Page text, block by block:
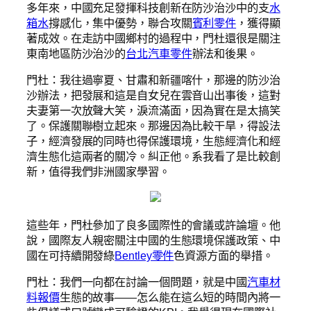
多年來，中國充足發揮科技創新在防沙治沙中的支水
箱水撐感化，集中優勢，聯合攻關賓利零件 ，獲得顯
著成效。在走訪中國鄉村的過程中，門杜還很是關注
東南地區防沙治沙的台北汽車零件辦法和後果。
門杜：我往過寧夏、甘肅和新疆喀什，那邊的防沙治
沙辦法，把發展和這是自女兒在雲音山出事後，這對
夫妻第一次放聲大笑，淚流滿面，因為實在是太搞笑
了。保護關聯樹立起來。那邊因為比較干旱，得設法
子，經濟發展的同時也得保護環境，生態經濟化和經
濟生態化這兩者的關冷。糾正他。系我看了是比較創
新，值得我們非洲國家學習。
這些年，門杜參加了良多國際性的會議或許論壇。他
說，國際友人親密關注中國的生態環境保護政策、中
國在可持續開發綠Bentley零件色資源方面的舉措。
門杜：我們一向都在討論一個問題，就是中國汽車材
料報價生態的故事——怎么能在這么短的時間內將一